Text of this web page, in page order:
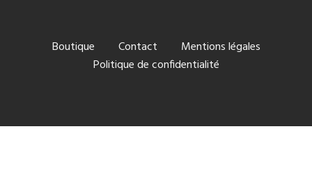
Boutique Contact
Mentions légales
Politique de confidentialité